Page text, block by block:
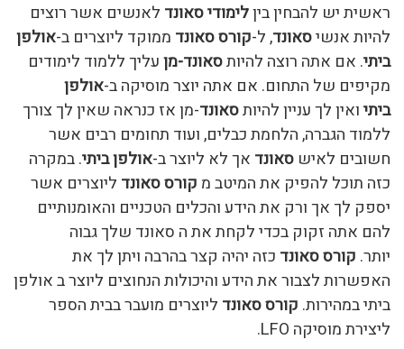
ראשית יש להבחין ביןלימודי סאונד לאנשים אשר רוצים
להיות אנשיסאונד, ל-קורס סאונד ממוקד ליוצרים ב-אולפן
ביתי. אם אתה רוצה להיותסאונד-מןעליך ללמוד לימודים
מקיפים של התחום. אם אתה יוצר מוסיקה ב-אולפן
ביתיואין לך עניין להיותסאונד-מן אז כנראה שאין לך צורך
ללמוד הגברה, הלחמת כבלים, ועוד תחומים רבים אשר
חשובים לאיש סאונד אך לא ליוצר ב-אולפן ביתי. במקרה
כזה תוכל להפיק את המיטב מ קורס סאונד ליוצרים אשר
יספק לך אך ורק את הידע והכלים הטכניים והאומנותיים
להם אתה זקוק בכדי לקחת את ה סאונד שלך גבוה
יותר. קורס סאונד כזה יהיה קצר בהרבה ויתן לך את
האפשרות לצבור את הידע והיכולות הנחוצים ליוצר ב אולפן
ביתי במהירות. קורס סאונד ליוצרים מועבר בבית הספר
ליצירת מוסיקה LFO.